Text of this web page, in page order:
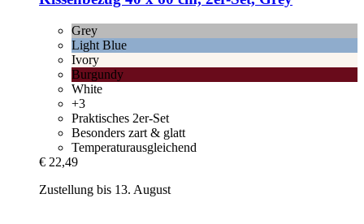
Grey
Light Blue
Ivory
Burgundy
White
+3
Praktisches 2er-Set
Besonders zart & glatt
Temperaturausgleichend
€ 22,49
Zustellung bis 13. August